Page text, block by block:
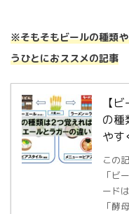
※そもそもビールの種類
うひとにおススメの記事
【
の種
やす
この
「ビ
ード
「酵